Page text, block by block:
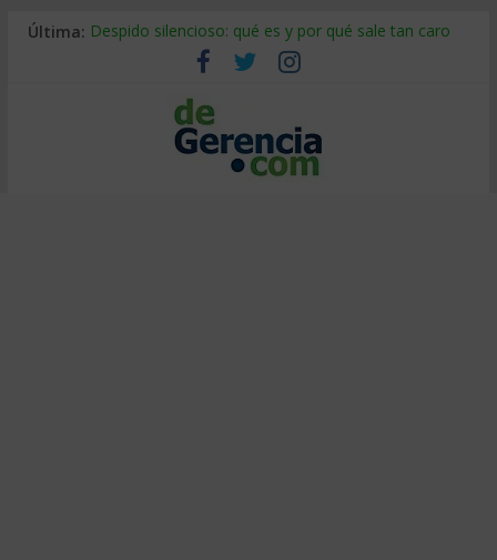
Última: Despido silencioso: qué es y por qué sale tan caro
La economía de Venezuela después del terremoto
Los 8 pasos de Kotter: liderar el cambio sin fracasar
Gestión de proyectos con IA: qué cambia en el oficio
IA y creatividad: cómo evitar que todos piensen igual